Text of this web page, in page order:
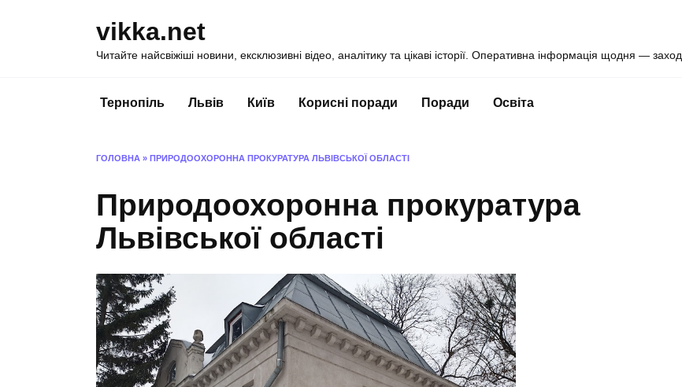
vikka.net
Читайте найсвіжіші новини, ексклюзивні відео, аналітику та цікаві історії. Оперативна інформація щодня —
Тернопіль Львів Київ Корисні поради Поради Освіта
ГОЛОВНА » ПРИРОДООХОРОННА ПРОКУРАТУРА ЛЬВІВСЬКОЇ ОБЛАСТІ
Природоохоронна прокуратура
Львівської області